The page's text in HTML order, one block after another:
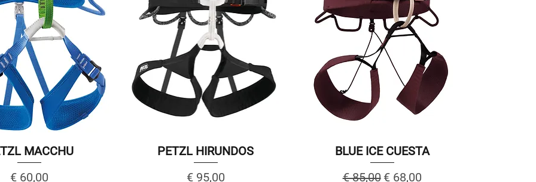
MACCHU
Price
€ 60,00
PETZL HIRUNDOS
Price
€ 95,00
BLUE ICE CUESTA
Regular Price
€ 85,00 Sale Price
€ 68,00